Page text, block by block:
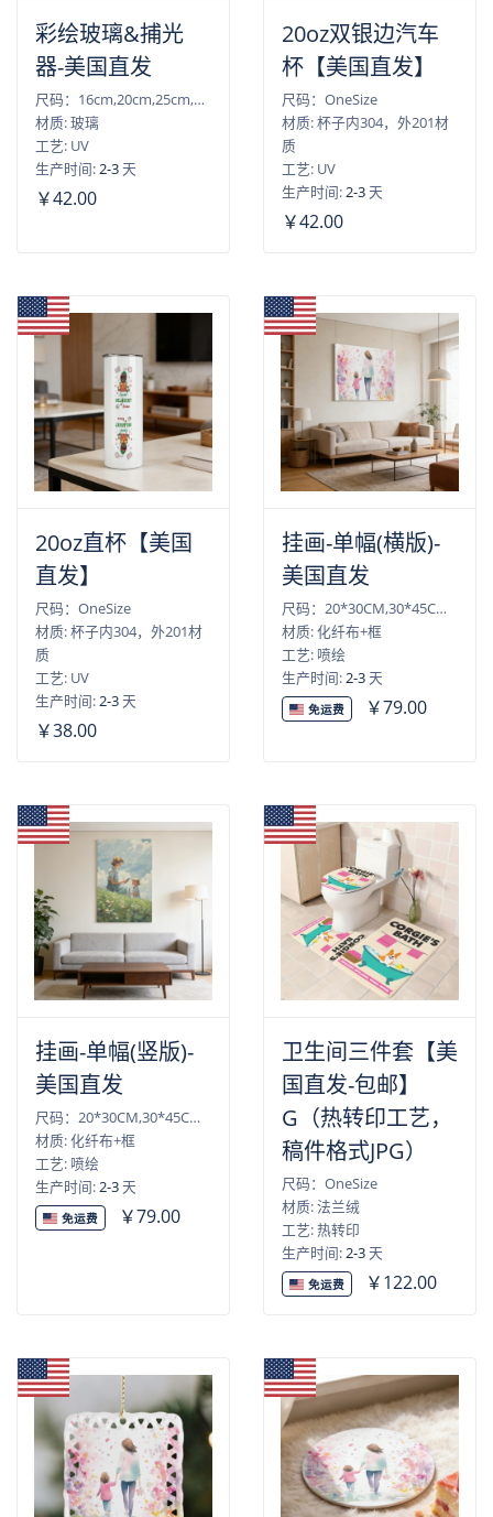
彩绘玻璃&捕光
器-美国直发
尺码：16cm,20cm,25cm,30cm
材质: 玻璃
工艺: UV
生产时间:2-3天
￥42.00
20oz双银边汽车
杯【美国直发】
尺码：OneSize
材质: 杯子内304，外201材
质
工艺: UV
生产时间:2-3天
￥42.00
20oz直杯【美国
直发】
尺码：OneSize
材质: 杯子内304，外201材
质
工艺: UV
生产时间:2-3天
￥38.00
挂画-单幅(横版)-
美国直发
尺码：20*30CM,30*45CM,40*50CM,40*60CM,45*60CM,50*75CM,60*90CM
材质: 化纤布+框
工艺: 喷绘
生产时间:2-3天
免运费 ￥79.00
挂画-单幅(竖版)-
美国直发
尺码：20*30CM,30*45CM,40*50CM,40*60CM,45*60CM,50*75CM,60*90CM
材质: 化纤布+框
工艺: 喷绘
生产时间:2-3天
免运费 ￥79.00
卫生间三件套【美
国直发-包邮】
G（热转印工艺，
稿件格式JPG）
尺码：OneSize
材质: 法兰绒
工艺: 热转印
生产时间:2-3天
免运费 ￥122.00